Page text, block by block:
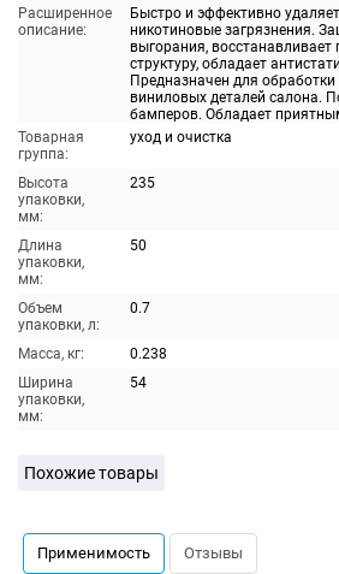
Расширенное
описание:
Быстро и эффективно
никотиновые загрязнения.
выгорания,
структуру, обладает
Предназначен для
виниловых деталей салона.
бамперов. Обладает
Товарная
группа:
уход и очистка
Высота
упаковки,
мм:
235
Длина
упаковки,
мм:
50
Объем
упаковки, л:
0.7
Масса, кг:
0.238
Ширина
упаковки,
мм:
54
Похожие товары
Применимость Отзывы